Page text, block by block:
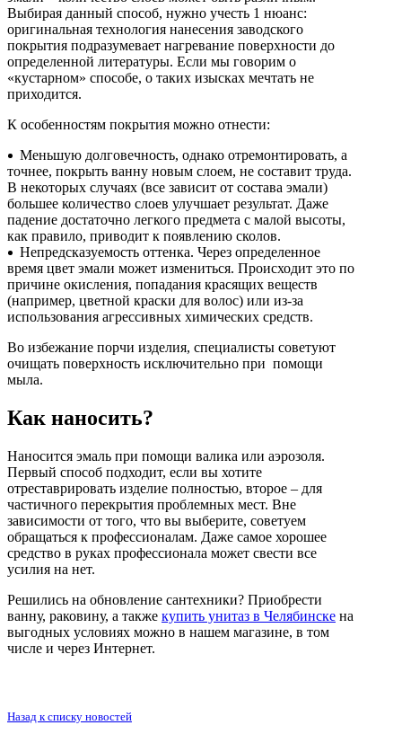
Выбирая данный способ, нужно учесть 1 нюанс:
оригинальная технология нанесения заводского
покрытия подразумевает нагревание поверхности до
определенной литературы. Если мы говорим о
«кустарном» способе, о таких изысках мечтать не
приходится.
К особенностям покрытия можно отнести:
Меньшую долговечность, однако отремонтировать, а
точнее, покрыть ванну новым слоем, не составит труда.
В некоторых случаях (все зависит от состава эмали)
большее количество слоев улучшает результат. Даже
падение достаточно легкого предмета с малой высоты,
как правило, приводит к появлению сколов.
Непредсказуемость оттенка. Через определенное
время цвет эмали может измениться. Происходит это по
причине окисления, попадания красящих веществ
(например, цветной краски для волос) или из-за
использования агрессивных химических средств.
Во избежание порчи изделия, специалисты советуют
очищать поверхность исключительно при помощи
мыла.
Как наносить?
Наносится эмаль при помощи валика или аэрозоля.
Первый способ подходит, если вы хотите
отреставрировать изделие полностью, второе – для
частичного перекрытия проблемных мест. Вне
зависимости от того, что вы выберите, советуем
обращаться к профессионалам. Даже самое хорошее
средство в руках профессионала может свести все
усилия на нет.
Решились на обновление сантехники? Приобрести
ванну, раковину, а также купить унитаз в Челябинске на
выгодных условиях можно в нашем магазине, в том
числе и через Интернет.
Назад к списку новостей
Изоляция для труб
Инструмент